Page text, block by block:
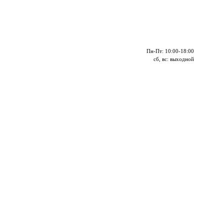
Пн-Пт: 10:00-18:00
сб, вс: выходной